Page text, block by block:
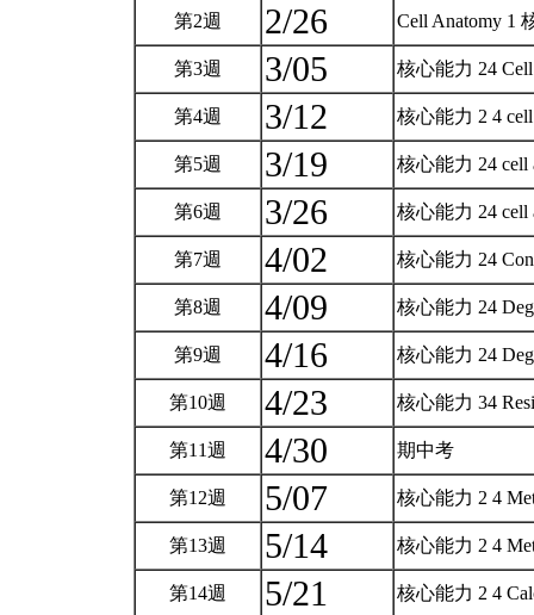
第2週 2/26 Cell Anatomy 1
第3週 3/05 核心能力 24
第4週 3/12 核心能力 2 4
第5週 3/19 核心能力 24 cell
第6週 3/26 核心能力 24 cell
第7週 4/02 核心能力 24
第8週 4/09 核心能力 24
第9週 4/16 核心能力 24
第10週 4/23 核心能力 34
第11週 4/30 期中考
第12週 5/07 核心能力 2 4
第13週 5/14 核心能力 2 4
第14週 5/21 核心能力 2 4